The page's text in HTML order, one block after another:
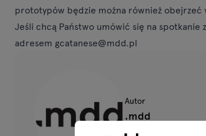
prototypów będzie można również obejrzeć
Jeśli chcą Państwo umówić się na
adresem gcatanese@mdd.pl
Autor
.mdd
.mdd to